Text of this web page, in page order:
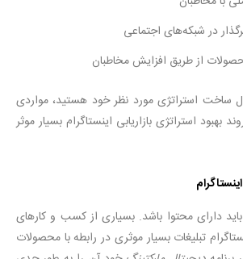
در شبکه‌های اجتماعی
از طریق افزایش مخاطبان
ساخت استراتژی مورد نظر خود هستید، مواردی
بهبود استراتژی بازاریابی اینستاگرام بسیار موثر
دارای محتوا باشد. بسیاری از کسب و کارهای
تبلیغات بسیار موثری در رابطه با محصولات